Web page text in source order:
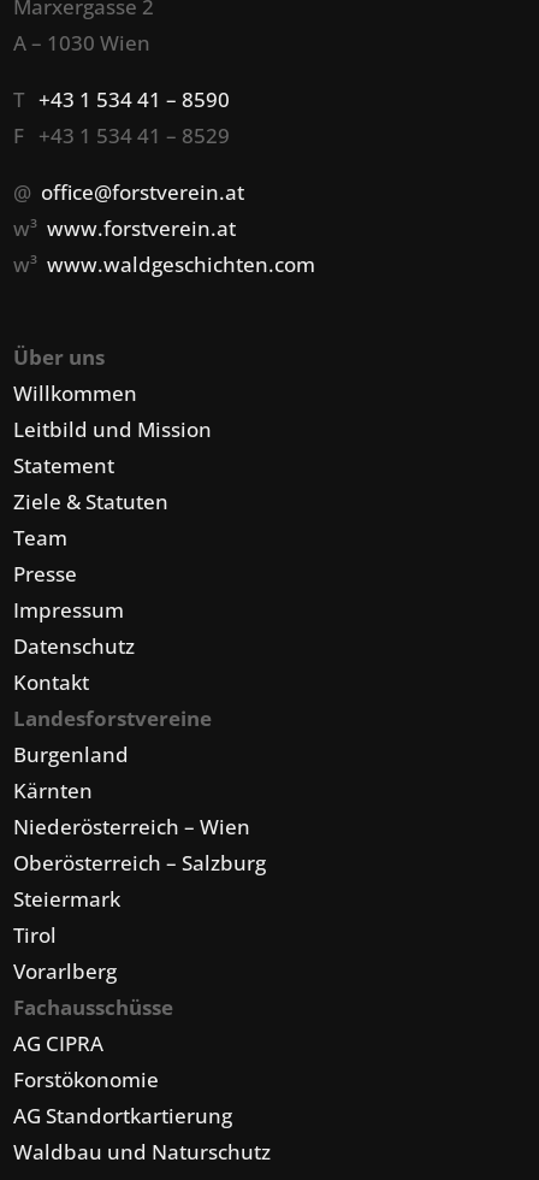
Marxergasse 2
A – 1030 Wien
T+43 1 534 41 – 8590
F +43 1 534 41 – 8529
@ office@forstverein.at
w³www.forstverein.at
w³www.waldgeschichten.com
Über uns
Willkommen
Leitbild und Mission
Statement
Ziele & Statuten
Team
Presse
Impressum
Datenschutz
Kontakt
Landesforstvereine
Burgenland
Kärnten
Niederösterreich – Wien
Oberösterreich – Salzburg
Steiermark
Tirol
Vorarlberg
Fachausschüsse
AG CIPRA
Forstökonomie
AG Standortkartierung
Waldbau und Naturschutz